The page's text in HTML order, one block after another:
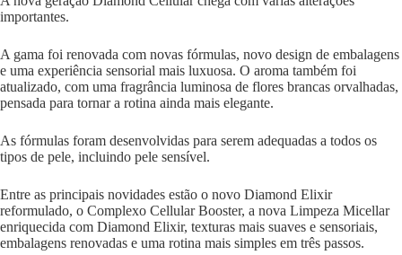
importantes.
A gama foi renovada com novas fórmulas, novo design de embalagens
e uma experiência sensorial mais luxuosa. O aroma também foi
atualizado, com uma fragrância luminosa de flores brancas orvalhadas,
pensada para tornar a rotina ainda mais elegante.
As fórmulas foram desenvolvidas para serem adequadas a todos os
tipos de pele, incluindo pele sensível.
Entre as principais novidades estão o novo Diamond Elixir
reformulado, o Complexo Cellular Booster, a nova Limpeza Micellar
enriquecida com Diamond Elixir, texturas mais suaves e sensoriais,
embalagens renovadas e uma rotina mais simples em três passos.